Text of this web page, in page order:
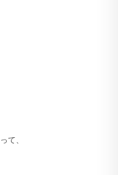
て、